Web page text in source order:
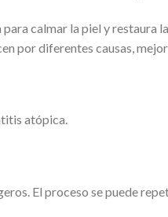
para calmar la piel y restaura
por diferentes causas,
atópica.
El proceso se puede